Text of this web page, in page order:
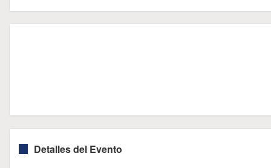
Detalles del Evento